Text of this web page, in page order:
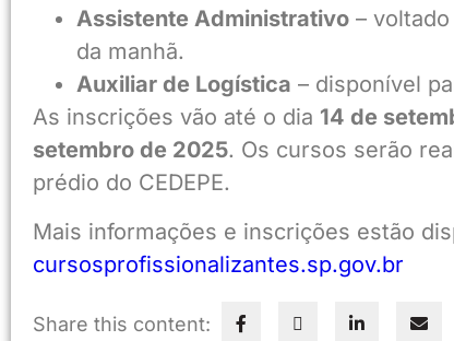
Assistente Administrativo –
da manhã.
Auxiliar de Logística – disponível
As inscrições vão até o dia 14 de
setembro de 2025. Os cursos serão
prédio do CEDEPE.
Mais informações e inscrições estão
cursosprofissionalizantes.sp.gov.br
Share this content: